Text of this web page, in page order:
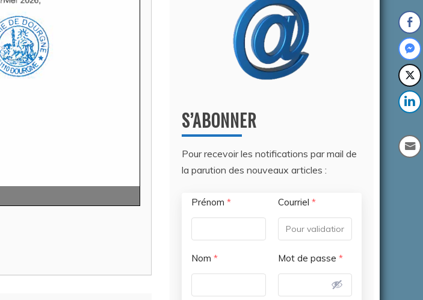
S’ABONNER
Pour recevoir les notifications par mail de
la parution des nouveaux articles :
Prénom *
Nom *
Courriel *
Mot de passe *